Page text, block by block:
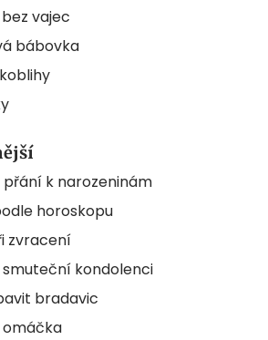
vajec
bábovka
přání k narozeninám
horoskopu
zvracení
smuteční kondolenci
bradavic